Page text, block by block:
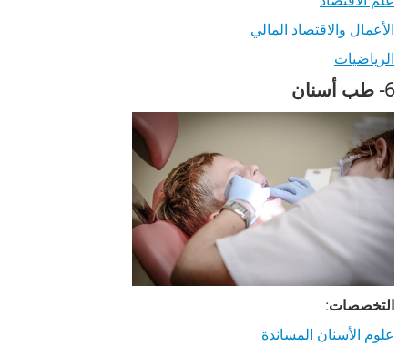
الأعمال والاقتصاد المالي
الرياضيات
6- طب أسنان
التخصصات:
علوم الأسنان المساندة